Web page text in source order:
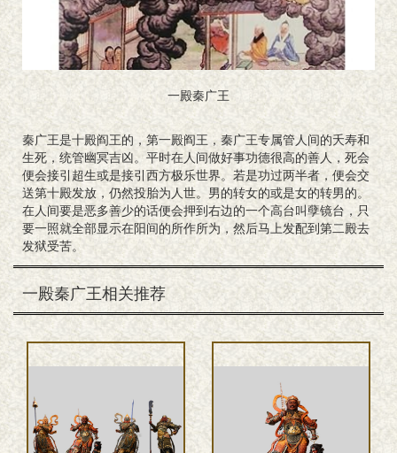
一殿秦广王
秦广王是十殿阎王的，第一殿阎王，秦广王专属管人间的夭寿和
生死，统管幽冥吉凶。平时在人间做好事功德很高的善人，死会
便会接引超生或是接引西方极乐世界。若是功过两半者，便会交
送第十殿发放，仍然投胎为人世。男的转女的或是女的转男的。
在人间要是恶多善少的话便会押到右边的一个高台叫孽镜台，只
要一照就全部显示在阳间的所作所为，然后马上发配到第二殿去
发狱受苦。
一殿秦广王相关推荐